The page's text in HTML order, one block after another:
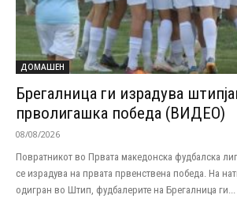
ДОМАШЕН
Брегалница ги израдува
прволигашка победа (ВИДЕО)
08/08/2026
Повратникот во Првата македонска фудбалска
се израдува на првата првенствена победа. На
одигран во Штип, фудбалерите на Брегалница ги...